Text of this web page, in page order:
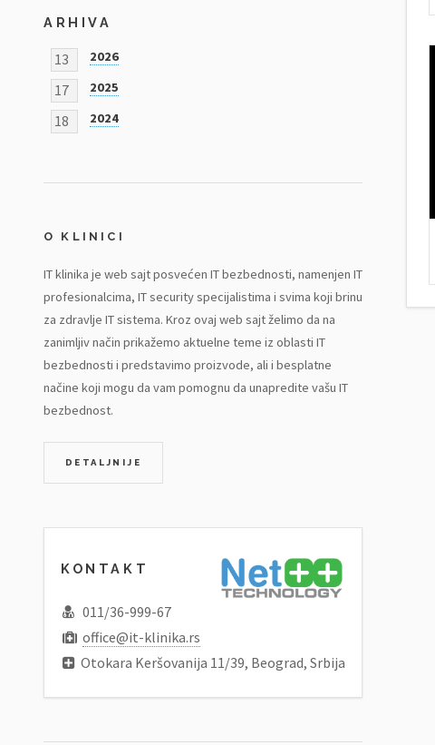
ARHIVA
13 2026
17 2025
18 2024
O KLINICI
IT klinika je web sajt posvećen IT bezbednosti, namenjen IT
profesionalcima, IT security specijalistima i svima koji brinu
za zdravlje IT sistema. Kroz ovaj web sajt želimo da na
zanimljiv način prikažemo aktuelne teme iz oblasti IT
bezbednosti i predstavimo proizvode, ali i besplatne
načine koji mogu da vam pomognu da unapredite vašu IT
bezbednost.
DETALJNIJE
KONTAKT
011/36-999-67
office@it-klinika.rs
Otokara Keršovanija 11/39, Beograd, Srbija